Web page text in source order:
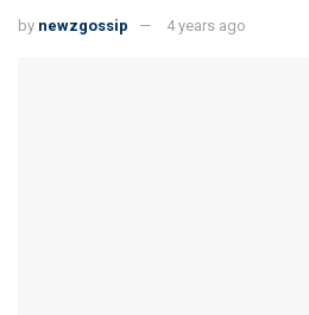
by newzgossip 4 years ago